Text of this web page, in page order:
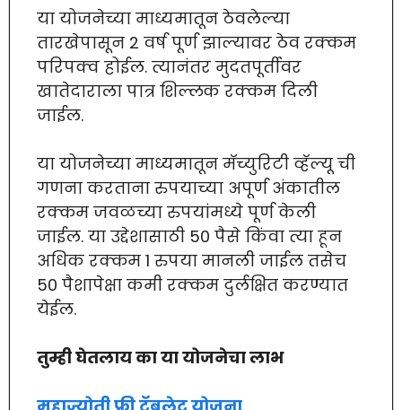
या योजनेच्या माध्यमातून ठेवलेल्या
तारखेपासून 2 वर्ष पूर्ण झाल्यावर ठेव रक्कम
परिपक्व होईल. त्यानंतर मुदतपूर्तीवर
खातेदाराला पात्र शिल्लक रक्कम दिली
जाईल.
या योजनेच्या माध्यमातून मॅच्युरिटी व्हॅल्यू ची
गणना करताना रुपयाच्या अपूर्ण अंकातील
रक्कम जवळच्या रुपयांमध्ये पूर्ण केली
जाईल. या उद्देशासाठी 50 पैसे किंवा त्या हून
अधिक रक्कम 1 रुपया मानली जाईल तसेच
50 पैशापेक्षा कमी रक्कम दुर्लक्षित करण्यात
येईल.
तुम्ही घेतलाय का या योजनेचा लाभ